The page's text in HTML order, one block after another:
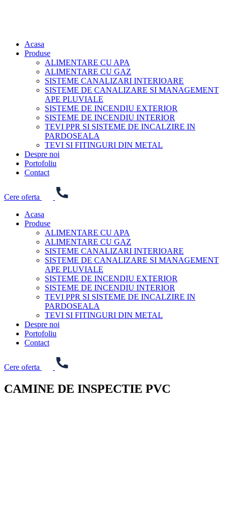
Acasa
Produse
ALIMENTARE CU APA
ALIMENTARE CU GAZ
SISTEME CANALIZARI INTERIOARE
SISTEME DE CANALIZARE SI MANAGEMENT
APE PLUVIALE
SISTEME DE INCENDIU EXTERIOR
SISTEME DE INCENDIU INTERIOR
TEVI PPR SI SISTEME DE INCALZIRE IN
PARDOSEALA
TEVI SI FITINGURI DIN METAL
Despre noi
Portofoliu
Contact
Cere oferta
Acasa
Produse
ALIMENTARE CU APA
ALIMENTARE CU GAZ
SISTEME CANALIZARI INTERIOARE
SISTEME DE CANALIZARE SI MANAGEMENT
APE PLUVIALE
SISTEME DE INCENDIU EXTERIOR
SISTEME DE INCENDIU INTERIOR
TEVI PPR SI SISTEME DE INCALZIRE IN
PARDOSEALA
TEVI SI FITINGURI DIN METAL
Despre noi
Portofoliu
Contact
Cere oferta
CAMINE DE INSPECTIE PVC